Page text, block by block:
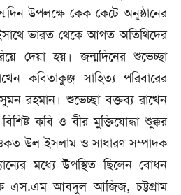
উপলক্ষে কেক কেটে অনুষ্ঠানের
ভারত থেকে আগত অতিথিদের
দেয়া হয়। জন্মদিনের শুভেচ্ছা
কবিতাকুঞ্জ সাহিত্য পরিবারের
রহমান। শুভেচ্ছা বক্তব্য রাখেন
কবি ও বীর মুক্তিযোদ্ধা শুক্কুর
উল ইসলাম ও সাধারণ সম্পাদক
মধ্যে উপস্থিত ছিলেন বোধন
এস.এম আবদুল আজিজ, চট্টগ্রাম